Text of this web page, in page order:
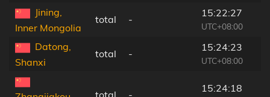
Jining,
Inner Mongolia
total -
15:22:27
UTC+08:00
Datong,
Shanxi
total -
15:24:23
UTC+08:00
15:24:18